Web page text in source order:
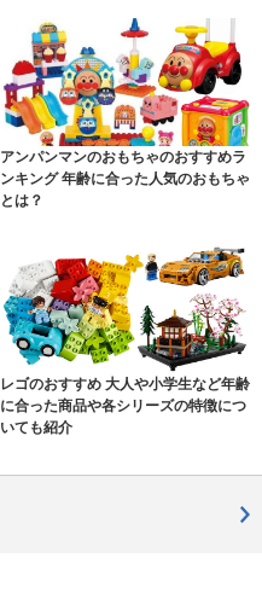
アンパンマンのおもちゃのおすすめラ
ンキング 年齢に合った人気のおもちゃ
とは？
レゴのおすすめ 大人や小学生など年齢
に合った商品や各シリーズの特徴につ
いても紹介